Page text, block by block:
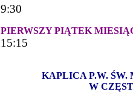
9:30
PIERWSZY PIĄTEK
15:15
KAPLICA P.W.
W